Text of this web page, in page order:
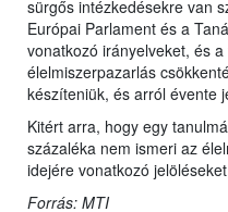
sürgős intézkedésekre van
Európai Parlament és a
vonatkozó irányelveket, és
élelmiszerpazarlás
készíteniük, és arról évente
Kitért arra, hogy egy
százaléka nem ismeri az
idejére vonatkozó
Forrás: MTI